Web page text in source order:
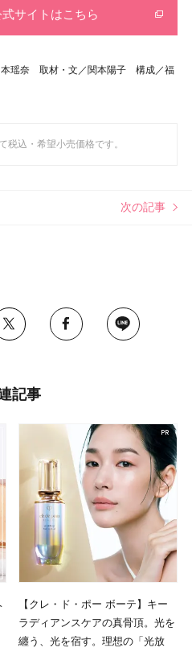
サイトはこちら
瑶奈 取材・文／関本陽子 構成／福
込・希望小売価格です。
次の記事
記事
【クレ・ド・ポー ボーテ】キー
ラディアンスケアの真骨頂。光を
纏う、光を宿す。理想の「光放